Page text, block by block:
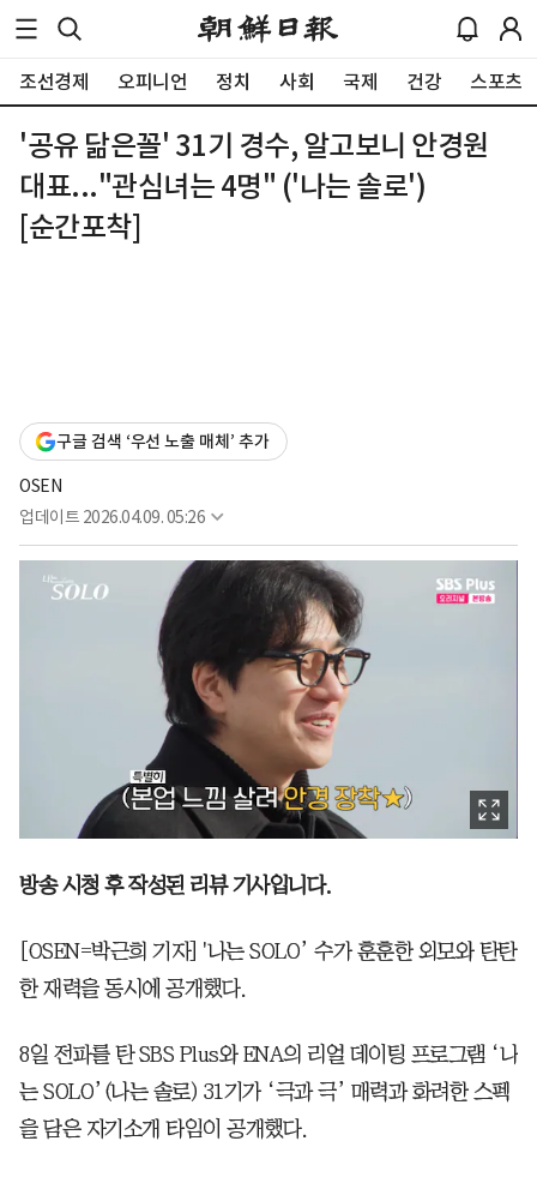
조선경제 오피니언 정치 사회 국제 건강 스포츠
'공유 닮은꼴' 31기 경수, 알고보니 안경원
대표..."관심녀는 4명" ('나는 솔로')
[순간포착]
구글 검색 ‘우선 노출 매체’ 추가
OSEN
업데이트 2026.04.09. 05:26
방송 시청 후 작성된 리뷰 기사입니다.
[OSEN=박근희 기자] '나는 SOLO’ 수가 훈훈한 외모와 탄탄
한 재력을 동시에 공개했다.
8일 전파를 탄 SBS Plus와 ENA의 리얼 데이팅 프로그램 ‘나
는 SOLO’(나는 솔로) 31기가 ‘극과 극’ 매력과 화려한 스펙
을 담은 자기소개 타임이 공개했다.